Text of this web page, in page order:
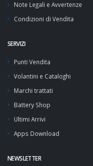
Note Legali e Avvertenze
Condizioni di Vendita
SERVIZI
Punti Vendita
Volantini e Cataloghi
Marchi trattati
Battery Shop
Ultimi Arrivi
Apps Download
NEWSLETTER